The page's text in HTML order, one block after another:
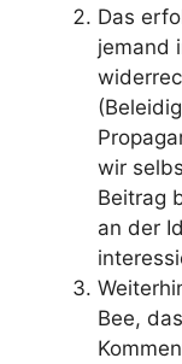
Das
jemand
wir
Beitrag
an der
Bee,